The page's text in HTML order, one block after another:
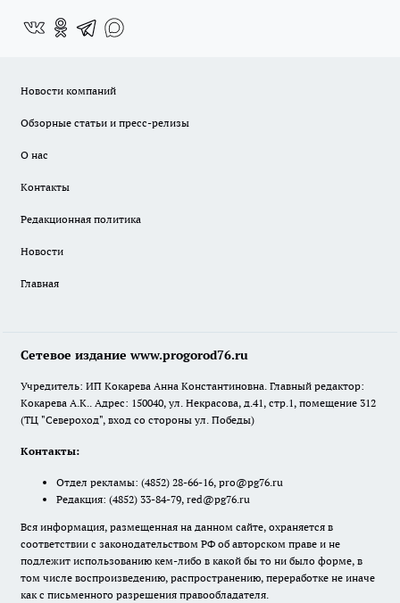
Новости компаний
Обзорные статьи и пресс-релизы
О нас
Контакты
Редакционная политика
Новости
Главная
Сетевое издание www.progorod76.ru
Учредитель: ИП Кокарева Анна Константиновна. Главный редактор:
Кокарева А.К.. Адрес: 150040, ул. Некрасова, д.41, стр.1, помещение 312
(ТЦ "Североход", вход со стороны ул. Победы)
Контакты:
Отдел рекламы: (4852) 28-66-16, pro@pg76.ru
Редакция: (4852) 33-84-79, red@pg76.ru
Вся информация, размещенная на данном сайте, охраняется в
соответствии с законодательством РФ об авторском праве и не
подлежит использованию кем-либо в какой бы то ни было форме, в
том числе воспроизведению, распространению, переработке не иначе
как с письменного разрешения правообладателя.